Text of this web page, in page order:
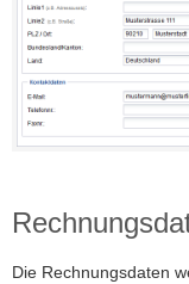
Die Rechnungsdaten